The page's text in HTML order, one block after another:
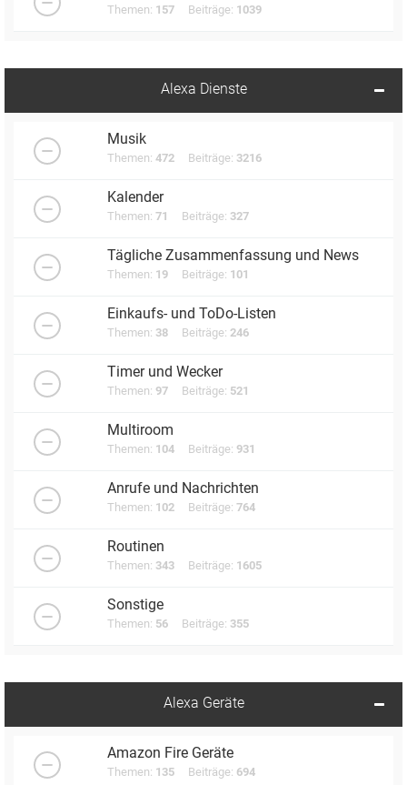
Themen: 157 Beiträge: 1039
Alexa Dienste
Musik
Themen: 472 Beiträge: 3216
Kalender
Themen: 71 Beiträge: 327
Tägliche Zusammenfassung und News
Themen: 19 Beiträge: 101
Einkaufs- und ToDo-Listen
Themen: 38 Beiträge: 246
Timer und Wecker
Themen: 97 Beiträge: 521
Multiroom
Themen: 104 Beiträge: 931
Anrufe und Nachrichten
Themen: 102 Beiträge: 764
Routinen
Themen: 343 Beiträge: 1605
Sonstige
Themen: 56 Beiträge: 355
Alexa Geräte
Amazon Fire Geräte
Themen: 135 Beiträge: 694